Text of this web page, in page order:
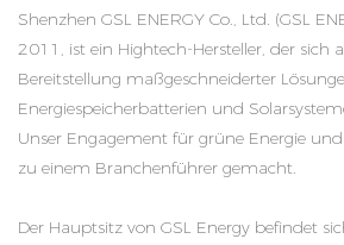
Shenzhen GSL ENERGY Co., Ltd. (GSL
2011, ist ein Hightech-Hersteller, der sich
Bereitstellung maßgeschneiderter
Energiespeicherbatterien und
Unser Engagement für grüne Energie
zu einem Branchenführer gemacht.
Der Hauptsitz von GSL Energy befindet